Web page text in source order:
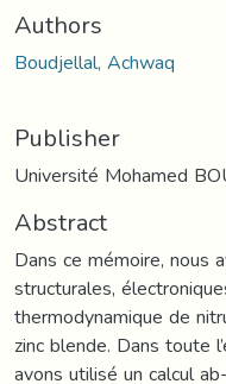
Authors
Boudjellal, Achwaq
Publisher
Université Mohamed
Abstract
Dans ce mémoire, nous
structurales,
thermodynamique de
zinc blende. Dans toute
avons utilisé un calcul